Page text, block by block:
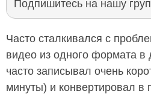
Подпишитесь на нашу
Часто сталкивался с
видео из одного формата в
часто записывал очень
минуты) и конвертировал в